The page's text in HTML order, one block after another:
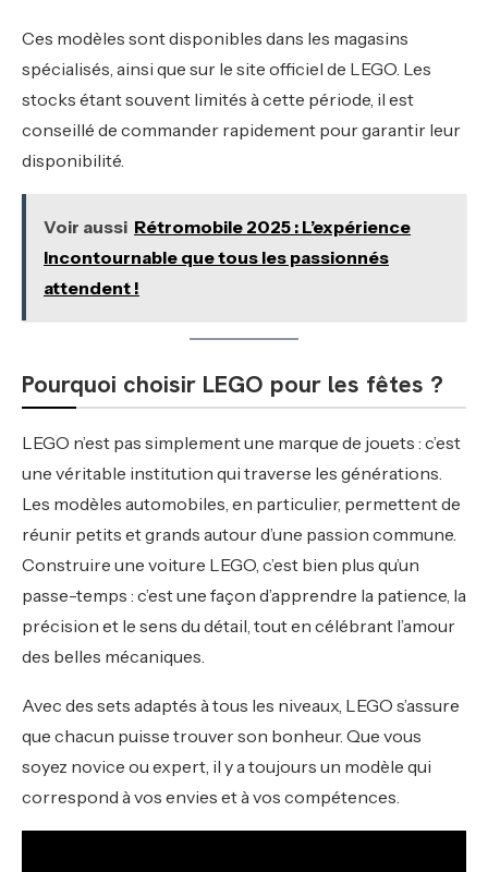
Ces modèles sont disponibles dans les magasins
spécialisés, ainsi que sur le site officiel de LEGO. Les
stocks étant souvent limités à cette période, il est
conseillé de commander rapidement pour garantir leur
disponibilité.
Voir aussi Rétromobile 2025 : L’expérience
Incontournable que tous les passionnés
attendent !
Pourquoi choisir LEGO pour les fêtes ?
LEGO n’est pas simplement une marque de jouets : c’est
une véritable institution qui traverse les générations.
Les modèles automobiles, en particulier, permettent de
réunir petits et grands autour d’une passion commune.
Construire une voiture LEGO, c’est bien plus qu’un
passe-temps : c’est une façon d’apprendre la patience, la
précision et le sens du détail, tout en célébrant l’amour
des belles mécaniques.
Avec des sets adaptés à tous les niveaux, LEGO s’assure
que chacun puisse trouver son bonheur. Que vous
soyez novice ou expert, il y a toujours un modèle qui
correspond à vos envies et à vos compétences.